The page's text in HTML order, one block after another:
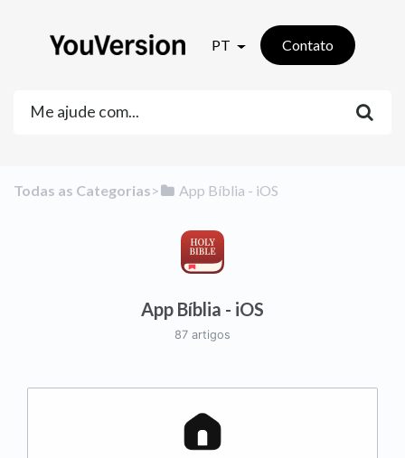
PT Contato
Todas as Categorias​>​ ​App Bíblia - iOS
App Bíblia - iOS
87 artigos